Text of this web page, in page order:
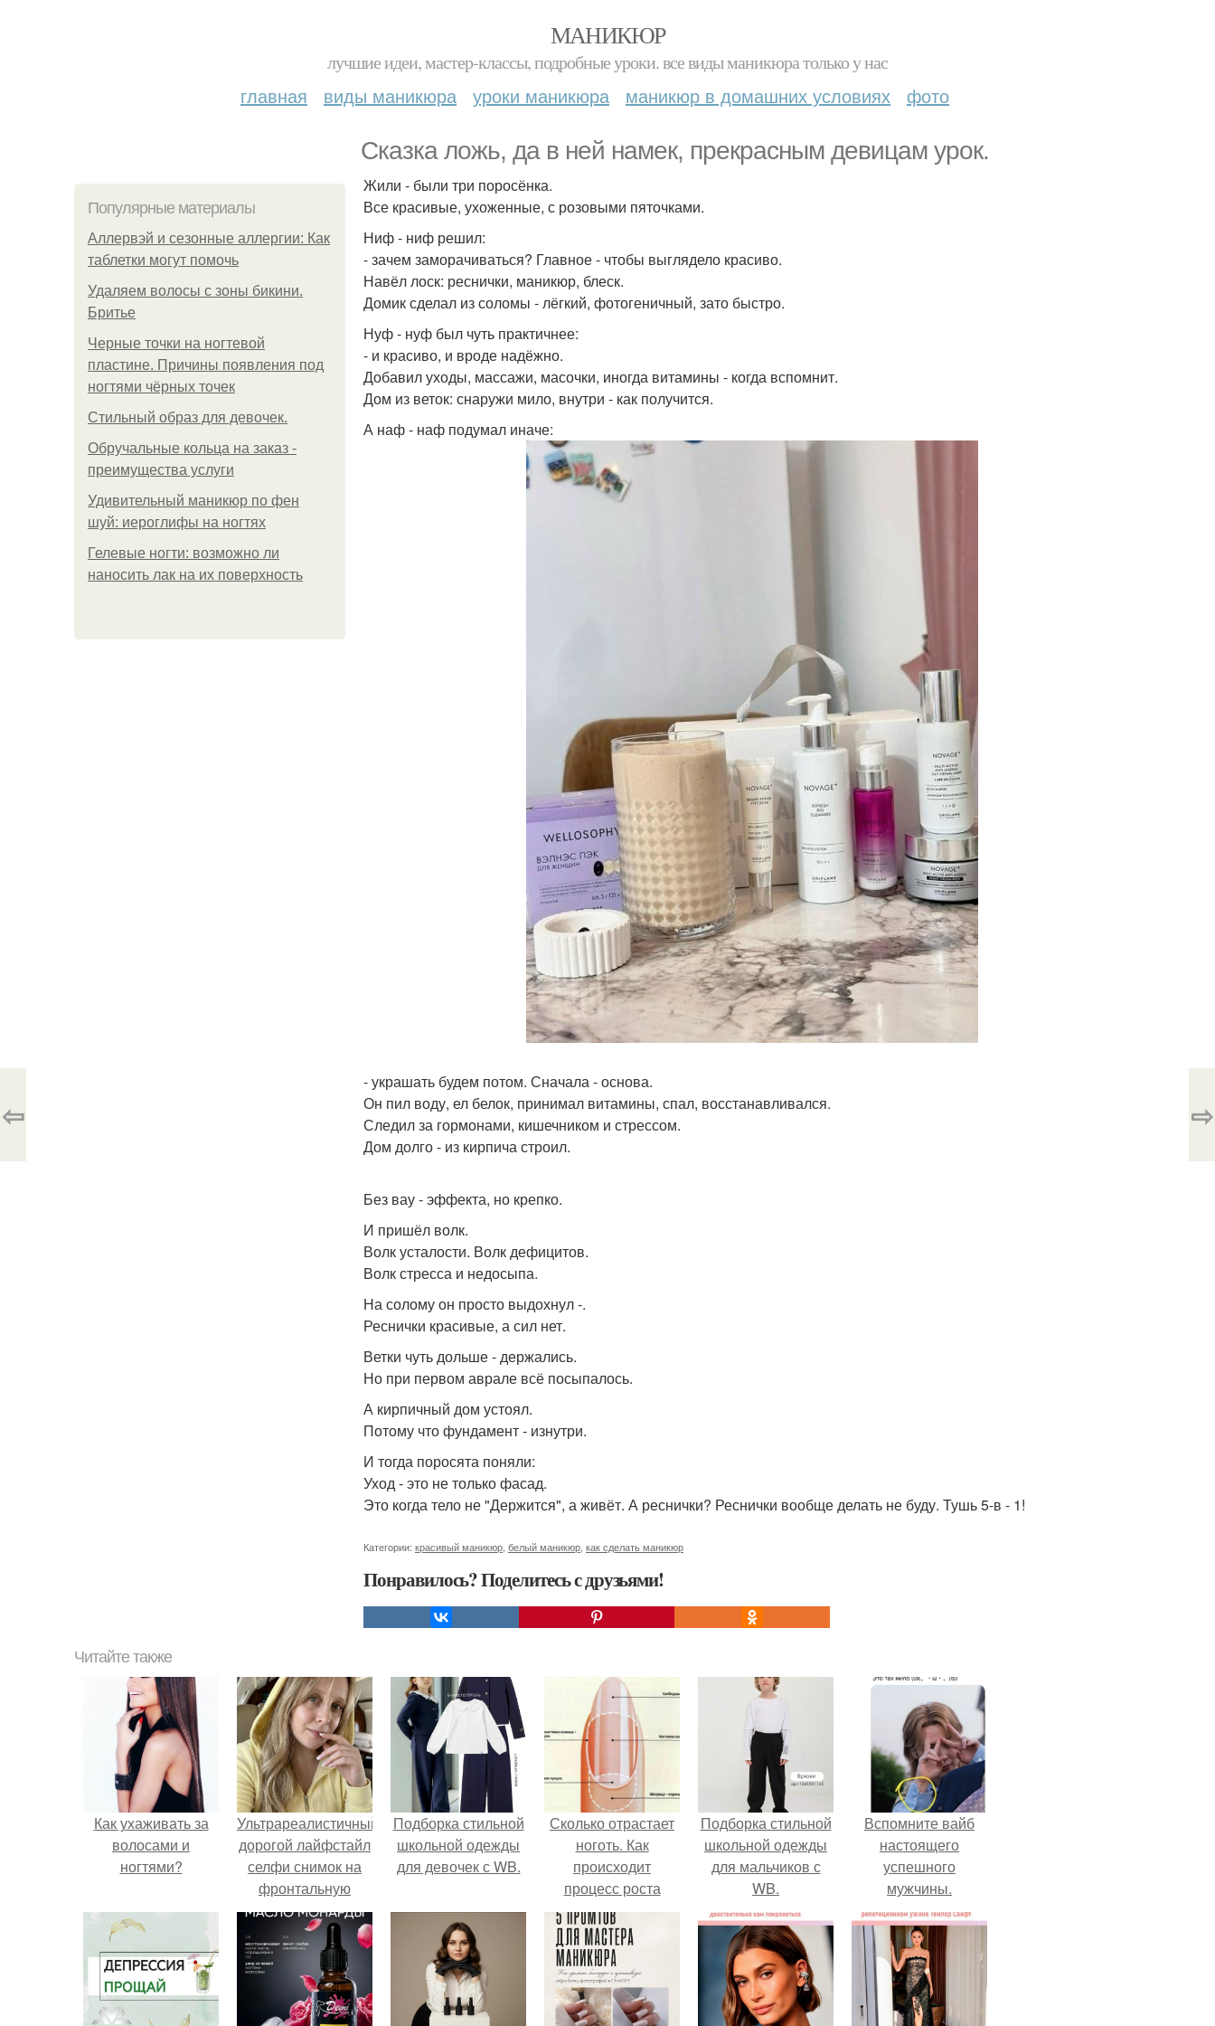
МАНИКЮР
лучшие идеи, мастер-классы, подробные уроки. все виды маникюра только у нас
главная виды маникюра уроки маникюра маникюр в домашних условиях фото
Сказка ложь, да в ней намек, прекрасным девицам урок.
Популярные материалы
Аллервэй и сезонные аллергии: Как
таблетки могут помочь
Удаляем волосы с зоны бикини.
Бритье
Черные точки на ногтевой
пластине. Причины появления под
ногтями чёрных точек
Стильный образ для девочек.
Обручальные кольца на заказ -
преимущества услуги
Удивительный маникюр по фен
шуй: иероглифы на ногтях
Гелевые ногти: возможно ли
наносить лак на их поверхность
Жили - были три поросёнка.
Все красивые, ухоженные, с розовыми пяточками.
Ниф - ниф решил:
- зачем заморачиваться? Главное - чтобы выглядело красиво.
Навёл лоск: реснички, маникюр, блеск.
Домик сделал из соломы - лёгкий, фотогеничный, зато быстро.
Нуф - нуф был чуть практичнее:
- и красиво, и вроде надёжно.
Добавил уходы, массажи, масочки, иногда витамины - когда вспомнит.
Дом из веток: снаружи мило, внутри - как получится.
А наф - наф подумал иначе:
- украшать будем потом. Сначала - основа.
Он пил воду, ел белок, принимал витамины, спал, восстанавливался.
Следил за гормонами, кишечником и стрессом.
Дом долго - из кирпича строил.
Без вау - эффекта, но крепко.
И пришёл волк.
Волк усталости. Волк дефицитов.
Волк стресса и недосыпа.
На солому он просто выдохнул -.
Реснички красивые, а сил нет.
Ветки чуть дольше - держались.
Но при первом аврале всё посыпалось.
А кирпичный дом устоял.
Потому что фундамент - изнутри.
И тогда поросята поняли:
Уход - это не только фасад.
Это когда тело не "Держится", а живёт. А реснички? Реснички вообще делать не буду. Тушь 5-в - 1!
Категории: красивый маникюр белый маникюр как сделать маникюр
Понравилось? Поделитесь с друзьями!
⇦ ⇨
Читайте также
Как ухаживать за
волосами и
ногтями?
Ультрареалистичный
дорогой лайфстайл
селфи снимок на
фронтальную
камеру.
Подборка стильной
школьной одежды
для девочек с WB.
Сколько отрастает
ноготь. Как
происходит
процесс роста
ногтей
Подборка стильной
школьной одежды
для мальчиков с
WB.
Вспомните вайб
настоящего
успешного
мужчины.